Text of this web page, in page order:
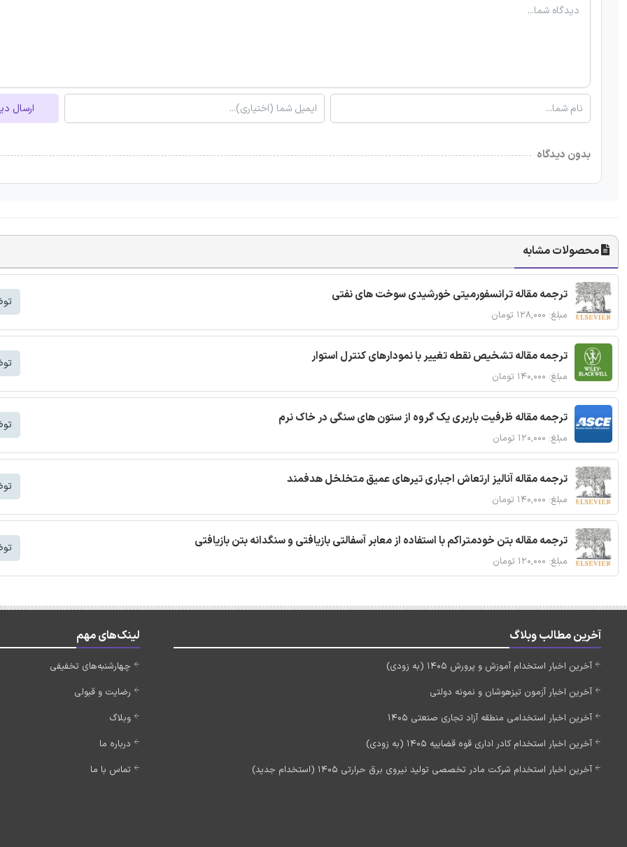
ارسال
بدون دیدگاه
محصولات مشابه
ترجمه مقاله ترانسفورمیتی خورشیدی سوخت های نفتی
مبلغ: ۱۲۸,۰۰۰ تومان
ترجمه مقاله تشخیص نقطه تغییر با نمودارهای کنترل استوار
مبلغ: ۱۴۰,۰۰۰ تومان
ترجمه مقاله ظرفیت باربری یک گروه از ستون های سنگی در خاک نرم
مبلغ: ۱۲۰,۰۰۰ تومان
ترجمه مقاله آنالیز ارتعاش اجباری تیرهای عمیق متخلخل هدفمند
مبلغ: ۱۴۰,۰۰۰ تومان
ترجمه مقاله بتن خودمتراکم با استفاده از معابر آسفالتی بازیافتی و سنگدانه بتن بازیافتی
مبلغ: ۱۲۰,۰۰۰ تومان
آخرین مطالب وبلاگ
آخرین اخبار استخدام آموزش و پرورش 1405 (به زودی)
آخرین اخبار آزمون تیزهوشان و نمونه دولتی
آخرین اخبار استخدامی منطقه آزاد تجاری صنعتی 1405
آخرین اخبار استخدام کادر اداری قوه قضاییه 1405 (به زودی)
آخرین اخبار استخدام شرکت مادر تخصصی تولید نیروی برق حرارتی 1405 (استخدام جدید)
لینک‌های مهم
چهارشنبه‌های تخفیفی
رضایت و قبولی
وبلاگ
درباره ما
تماس با ما